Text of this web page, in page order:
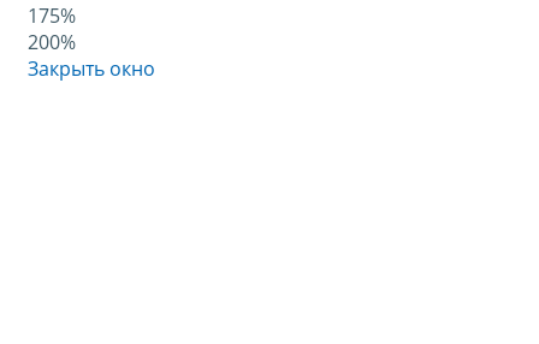
175%
200%
Закрыть окно